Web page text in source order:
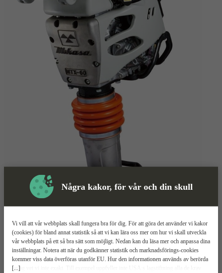
Några kakor, för vår och din skull
[...]
Vi vill att vår webbplats skall fungera bra för dig. För att göra det använder vi kakor
(cookies) för bland annat statistik så att vi kan lära oss mer om hur vi skall utveckla
vår webbplats på ett så bra sätt som möjligt. Nedan kan du läsa mer och anpassa dina
inställningar. Notera att när du godkänner statistik och marknadsförings-cookies
kommer viss data överföras utanför EU. Hur den informationen används av berörda
bolag vet vi inte exakt. Till exempel uppfyller inte USA:s lagstiftning alla de krav